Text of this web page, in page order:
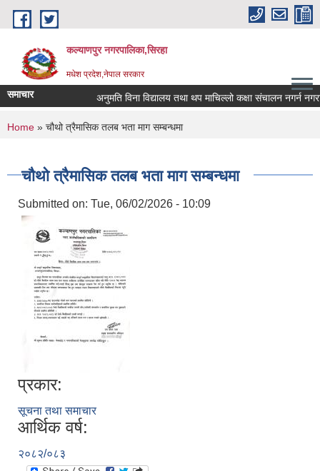
Skip to main content
कल्याणपुर नगरपालिका,सिरहा
मधेश प्रदेश,नेपाल सरकार
समाचार अनुमति विना विद्यालय तथा थप माचिल्लो कक्षा संचालन नगर्न
You are here
Home » चौथो त्रैमासिक तलब भता माग सम्बन्धमा
चौथो त्रैमासिक तलब भता माग सम्बन्धमा
Submitted on: Tue, 06/02/2026 - 10:09
प्रकार:
सूचना तथा समाचार
आर्थिक वर्ष:
२०८२/०८३